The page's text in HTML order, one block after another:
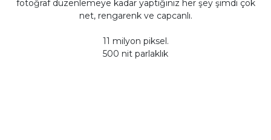
fotoğraf düzenlemeye kadar yaptığınız her şey şimdi çok
net, rengarenk ve capcanlı.
11 milyon piksel.
500 nit parlaklık